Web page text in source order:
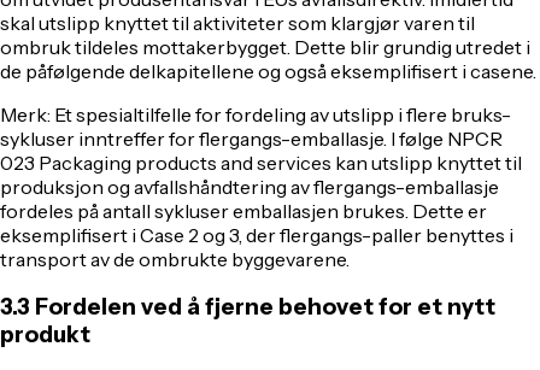
skal utslipp knyttet til aktiviteter som klargjør varen til
ombruk tildeles mottakerbygget. Dette blir grundig utredet i
de påfølgende delkapitellene og også eksemplifisert i casene.
Merk: Et spesialtilfelle for fordeling av utslipp i flere bruks-
sykluser inntreffer for flergangs-emballasje. I følge NPCR
023 Packaging products and services kan utslipp knyttet til
produksjon og avfallshåndtering av flergangs-emballasje
fordeles på antall sykluser emballasjen brukes. Dette er
eksemplifisert i Case 2 og 3, der flergangs-paller benyttes i
transport av de ombrukte byggevarene.
3.3 Fordelen ved å fjerne behovet for et nytt
produkt